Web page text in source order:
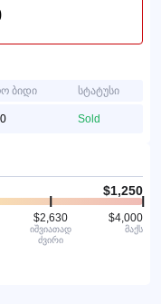
ბიდი სტატუსი
Sold
$1,250
$2,630
იშვიათად
ძვირი
$4,000
მაქს